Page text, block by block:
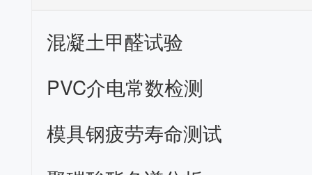
混凝土甲醛试验
PVC介电常数检测
模具钢疲劳寿命测试